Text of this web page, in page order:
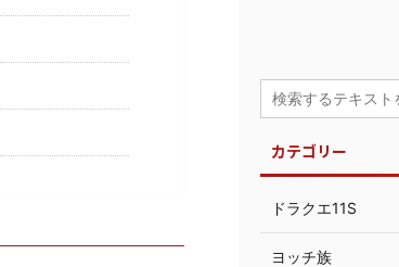
カテゴリー
ドラクエ11S
ヨッチ族